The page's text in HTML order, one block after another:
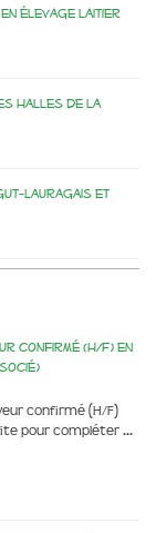
en élevage laitier
Halles de la
Lauragais et
confirmé (H/F) en
confirmé (H/F)
pour compléter …